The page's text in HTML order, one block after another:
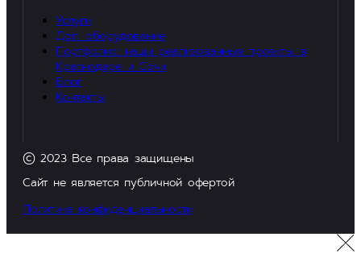
Услуги
Доп. оборудование
Портфолио: наши реализованные проекты в
Краснодаре и Сочи
Блог
Контакты
© 2023 Все права защищены
Сайт не является публичной офертой
Политика конфиденциальности